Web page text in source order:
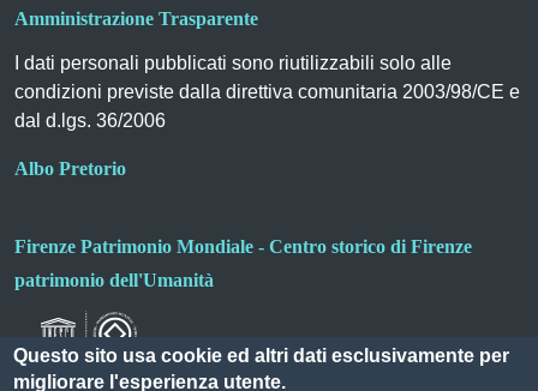
Amministrazione Trasparente
I dati personali pubblicati sono riutilizzabili solo alle
condizioni previste dalla direttiva comunitaria 2003/98/CE e
dal d.lgs. 36/2006
Albo Pretorio
Firenze Patrimonio Mondiale - Centro storico di Firenze
patrimonio dell'Umanità
Questo sito usa cookie ed altri dati esclusivamente per
migliorare l'esperienza utente.